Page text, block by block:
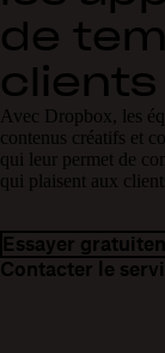
de
clients
Avec Dropbox, les
contenus créatifs et
qui leur permet de
qui plaisent aux
Essayer
Contacter le